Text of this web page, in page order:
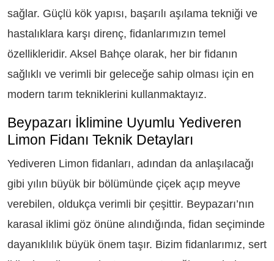
sağlar. Güçlü kök yapısı, başarılı aşılama tekniği ve
hastalıklara karşı direnç, fidanlarımızın temel
özellikleridir. Aksel Bahçe olarak, her bir fidanın
sağlıklı ve verimli bir geleceğe sahip olması için en
modern tarım tekniklerini kullanmaktayız.
Beypazarı İklimine Uyumlu Yediveren
Limon Fidanı Teknik Detayları
Yediveren Limon fidanları, adından da anlaşılacağı
gibi yılın büyük bir bölümünde çiçek açıp meyve
verebilen, oldukça verimli bir çeşittir. Beypazarı’nın
karasal iklimi göz önüne alındığında, fidan seçiminde
dayanıklılık büyük önem taşır. Bizim fidanlarımız, sert